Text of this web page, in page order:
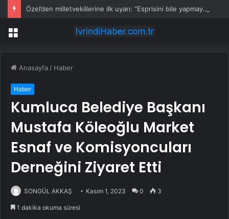
Özel’den milletvekillerine ilk uyarı: “Esprisini bile yapmayacaksınız”
Menü
Anasayfa / Haber
Haber
Kumluca Belediye Başkanı
Mustafa Köleoğlu Market
Esnaf ve Komisyoncuları
Derneğini Ziyaret Etti
SONGÜL AKKAŞ Kasım 1, 2023 0 3
1 dakika okuma süresi